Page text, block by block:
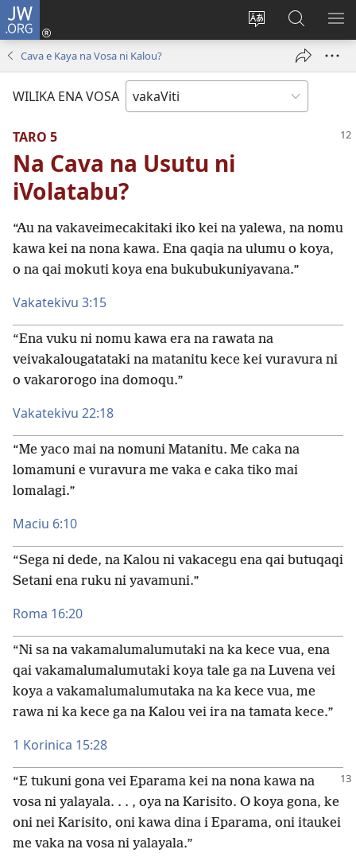
JW.ORG
Veisautaka
Dolava
(opens
Vaqara
ena
JW.ORG
Cava e Kaya na Vosa ni Kalou?
WILIKA ENA VOSA
TARO 5
Na Cava na Usutu ni
iVolatabu?
“Au na vakaveimecakitaki iko kei na yalewa, na nomu
kawa kei na nona kawa. Ena qaqia na ulumu o koya,
o na qai mokuti koya ena bukubukuniyavana.”
Vakatekivu 3:15
“Ena vuku ni nomu kawa era na rawata na
veivakalougatataki na matanitu kece kei vuravura ni
o vakarorogo ina domoqu.”
Vakatekivu 22:18
“Me yaco mai na nomuni Matanitu. Me caka na
lomamuni e vuravura me vaka e caka tiko mai
lomalagi.”
Maciu 6:10
“Sega ni dede, na Kalou ni vakacegu ena qai butuqaqi
Setani ena ruku ni yavamuni.”
Roma 16:20
“Ni sa na vakamalumalumutaki na ka kece vua, ena
qai vakamalumalumutaki koya tale ga na Luvena vei
koya a vakamalumalumutaka na ka kece vua, me
rawa ni ka kece ga na Kalou vei ira na tamata kece.”
1 Korinica 15:28
“E tukuni gona vei Eparama kei na nona kawa na
vosa ni yalayala. . . , oya na Karisito. O koya gona, ke
oni nei Karisito, oni kawa dina i Eparama, oni itaukei
me vaka na vosa ni yalayala.”